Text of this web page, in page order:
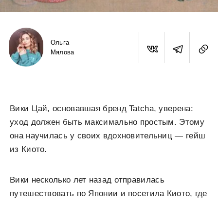
Ольга
Мялова
Вики Цай, основавшая бренд Tatcha, уверена:
уход должен быть максимально простым. Этому
она научилась у своих вдохновительниц — гейш
из Киото.
Вики несколько лет назад отправилась
путешествовать по Японии и посетила Киото, где